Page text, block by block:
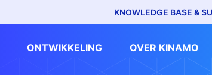
KNOWLEDGE BASE &
ONTWIKKELING OVER KINAMO